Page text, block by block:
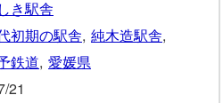
き駅舎
初期の駅舎, 純木造駅舎,
鉄道, 愛媛県
21